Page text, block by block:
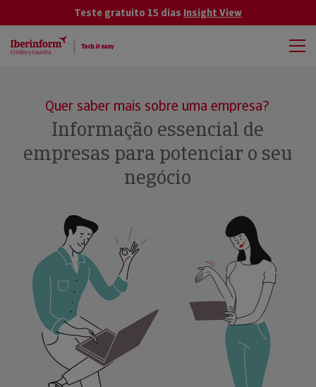
Teste gratuito 15 dias Insight View
Quer saber mais sobre uma empresa?
Informação essencial de
empresas para potenciar o seu
negócio